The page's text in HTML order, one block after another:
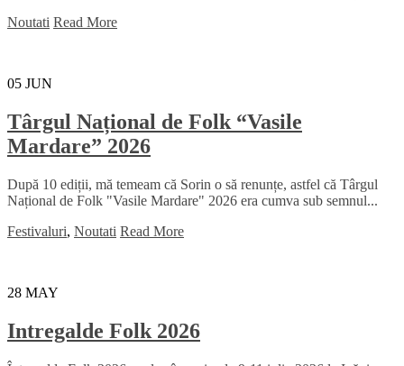
Noutati Read More
05 JUN
Târgul Național de Folk “Vasile
Mardare” 2026
După 10 ediții, mă temeam că Sorin o să renunțe, astfel că Târgul
Național de Folk "Vasile Mardare" 2026 era cumva sub semnul...
Festivaluri, Noutati Read More
28 MAY
Intregalde Folk 2026